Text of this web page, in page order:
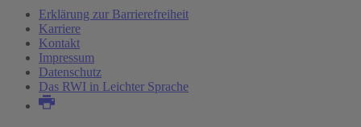
Erklärung zur Barrierefreiheit
Karriere
Kontakt
Impressum
Datenschutz
Das RWI in Leichter Sprache